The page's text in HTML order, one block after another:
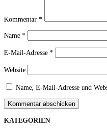
Kommentar *
Name *
E-Mail-Adresse *
Website
Name, E-Mail-Adresse und
Kommentar abschicken
KATEGORIEN